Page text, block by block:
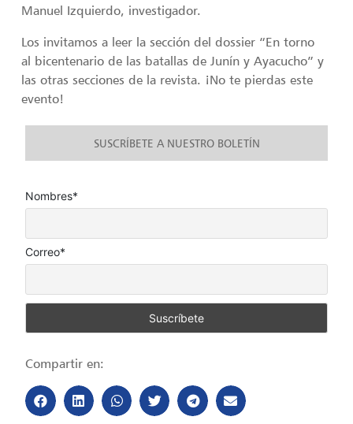
Manuel Izquierdo, investigador.
Los invitamos a leer la sección del dossier “En torno
al bicentenario de las batallas de Junín y Ayacucho” y
las otras secciones de la revista. ¡No te pierdas este
evento!
SUSCRÍBETE A NUESTRO BOLETÍN
Nombres*
Correo*
Compartir en: